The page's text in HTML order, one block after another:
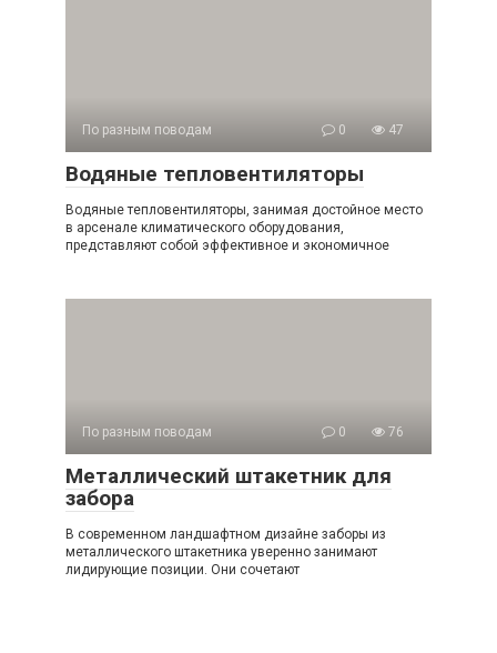
По разным поводам 0 47
Водяные тепловентиляторы
Водяные тепловентиляторы, занимая достойное место
в арсенале климатического оборудования,
представляют собой эффективное и экономичное
По разным поводам 0 76
Металлический штакетник для
забора
В современном ландшафтном дизайне заборы из
металлического штакетника уверенно занимают
лидирующие позиции. Они сочетают